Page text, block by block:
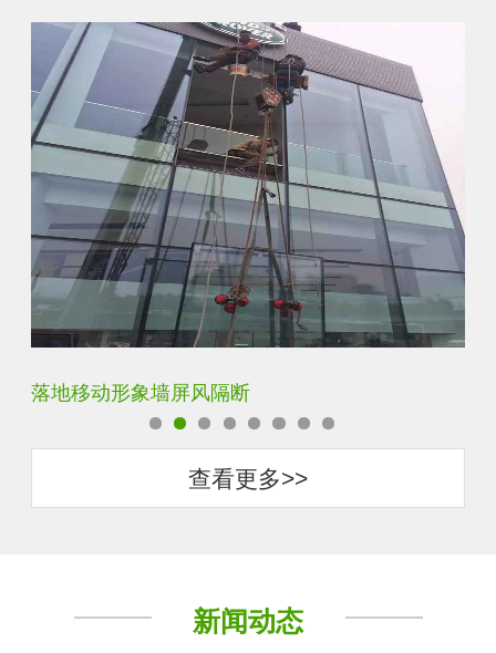
云雾超白玻隔断墙
查看更多>>
新闻动态